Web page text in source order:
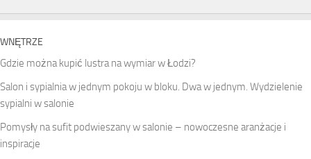
WNĘTRZE
Gdzie można kupić lustra na wymiar w Łodzi?
Salon i sypialnia w jednym pokoju w bloku. Dwa w jednym. Wydzielenie
sypialni w salonie
Pomysły na sufit podwieszany w salonie – nowoczesne aranżacje i
inspiracje